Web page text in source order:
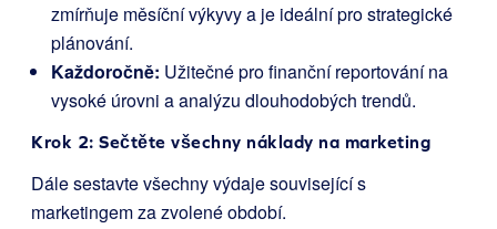
zmírňuje měsíční výkyvy a je ideální pro strategické
plánování.
Každoročně: Užitečné pro finanční reportování na
vysoké úrovni a analýzu dlouhodobých trendů.
Krok 2: Sečtěte všechny náklady na marketing
Dále sestavte všechny výdaje související s
marketingem za zvolené období.